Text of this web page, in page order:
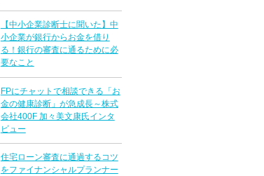
【中小企業診断士に聞いた】中
小企業が銀行からお金を借り
る！銀行の審査に通るために必
要なこと
FPにチャットで相談できる「お
金の健康診断」が急成長～株式
会社400F 加々美文康氏インタ
ビュー
住宅ローン審査に通過するコツ
をファイナンシャルプランナー